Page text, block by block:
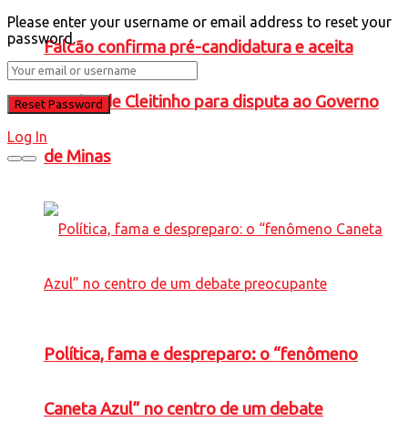
Falcão confirma pré-candidatura e aceita
convite de Cleitinho para disputa ao Governo
de Minas
Política, fama e despreparo: o “fenômeno
Caneta Azul” no centro de um debate
Please enter your username or email address to reset your
password.
Log In